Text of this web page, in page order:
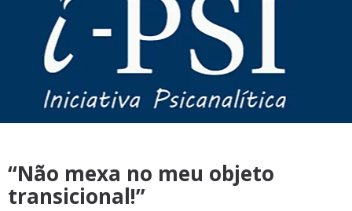
“Não mexa no meu objeto
transicional!”